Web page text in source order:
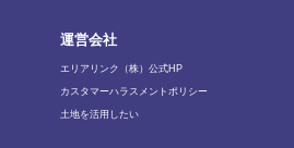
運営会社
エリアリンク（株）公式HP
カスタマーハラスメントポリシー
土地を活用したい